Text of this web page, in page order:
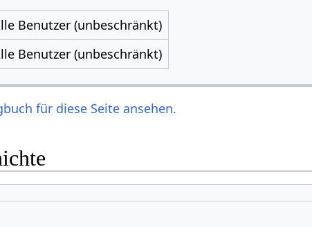
Benutzer (unbeschränkt)
Benutzer (unbeschränkt)
für diese Seite ansehen.